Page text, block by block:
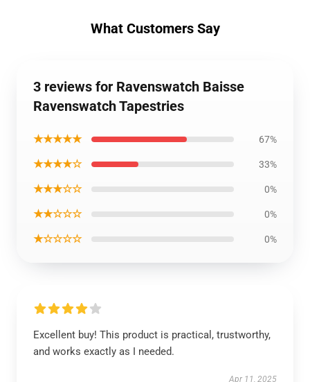
What Customers Say
3 reviews for Ravenswatch Baisse
Ravenswatch Tapestries
★★★★★ 67%
★★★★☆ 33%
★★★☆☆ 0%
★★☆☆☆ 0%
★☆☆☆☆ 0%
Excellent buy! This product is practical, trustworthy,
and works exactly as I needed.
Apr 11, 2025